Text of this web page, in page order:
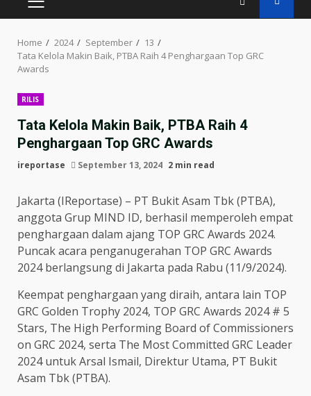
PRIMARY
MENU
Home 2024 September
13
Tata Kelola Makin Baik, PTBA Raih 4 Penghargaan Top GRC
Awards
RILIS
Tata Kelola Makin Baik, PTBA Raih 4
Penghargaan Top GRC Awards
ireportase September 13, 2024 2 min read
Jakarta (IReportase) – PT Bukit Asam Tbk (PTBA),
anggota Grup MIND ID, berhasil memperoleh empat
penghargaan dalam ajang TOP GRC Awards 2024.
Puncak acara penganugerahan TOP GRC Awards
2024 berlangsung di Jakarta pada Rabu (11/9/2024).
Keempat penghargaan yang diraih, antara lain TOP
GRC Golden Trophy 2024, TOP GRC Awards 2024 # 5
Stars, The High Performing Board of Commissioners
on GRC 2024, serta The Most Committed GRC Leader
2024 untuk Arsal Ismail, Direktur Utama, PT Bukit
Asam Tbk (PTBA).